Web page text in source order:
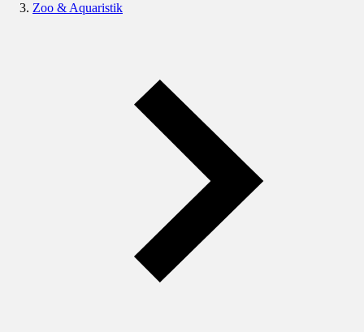
Zoo & Aquaristik